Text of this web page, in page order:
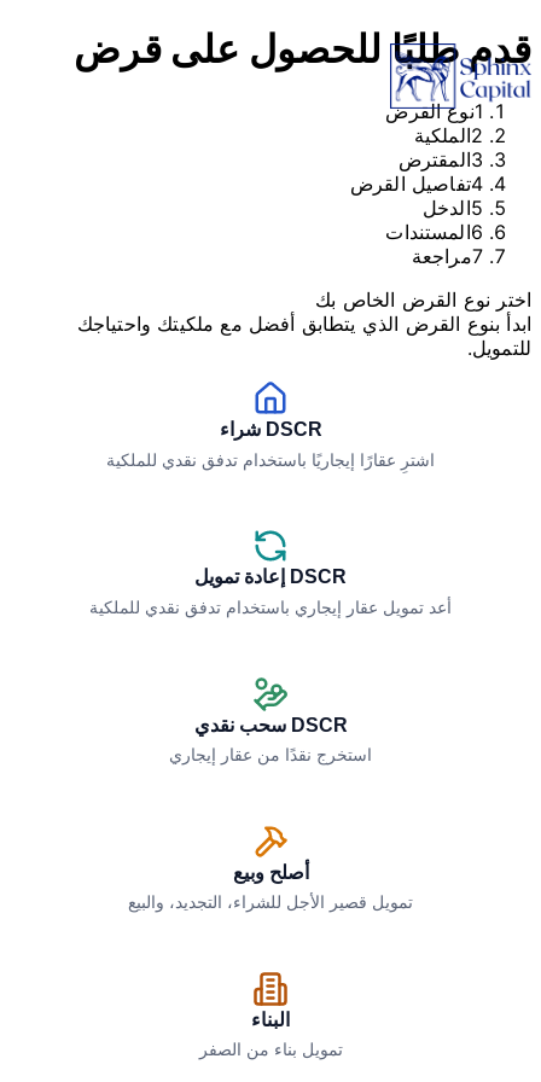
قدم طلبًا للحصول على قرض
1نوع القرض
2الملكية
3المقترض
4تفاصيل القرض
5الدخل
6المستندات
7مراجعة
اختر نوع القرض الخاص بك
ابدأ بنوع القرض الذي يتطابق أفضل مع ملكيتك واحتياجك
للتمويل.
DSCR شراء
اشترِ عقارًا إيجاريًا باستخدام تدفق نقدي للملكية
DSCR إعادة تمويل
أعد تمويل عقار إيجاري باستخدام تدفق نقدي للملكية
DSCR سحب نقدي
استخرج نقدًا من عقار إيجاري
أصلح وبيع
تمويل قصير الأجل للشراء، التجديد، والبيع
البناء
تمويل بناء من الصفر